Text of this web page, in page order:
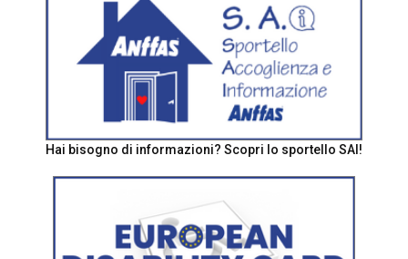
Hai bisogno di informazioni? Scopri lo sportello SAI!